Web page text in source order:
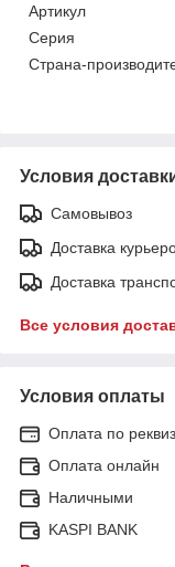
Артикул
Серия
Страна-
Условия
Самовывоз
Доставка
Доставка
Все условия
Условия оплаты
Оплата по
Оплата онлайн
Наличными
KASPI BANK